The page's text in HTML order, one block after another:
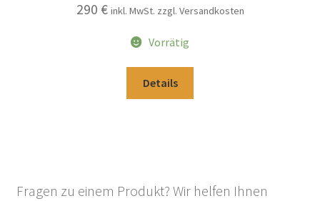
290 € inkl. MwSt. zzgl. Versandkosten
Vorrätig
Details
Fragen zu einem Produkt? Wir helfen Ihnen